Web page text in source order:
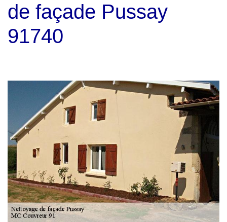
de façade Pussay
91740